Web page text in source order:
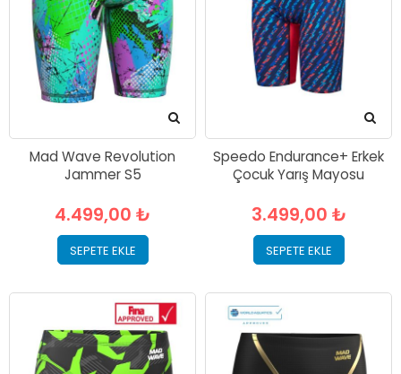
Mad Wave Revolution
Jammer S5
4.499,00 ₺
SEPETE EKLE
Speedo Endurance+ Erkek
Çocuk Yarış Mayosu
3.499,00 ₺
SEPETE EKLE